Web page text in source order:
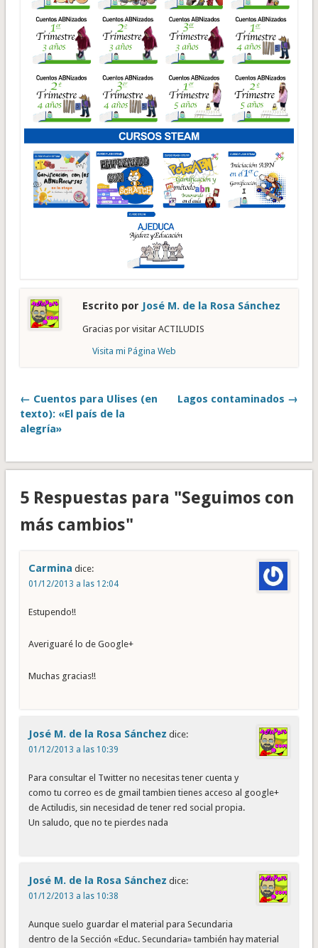
Escrito por José M. de la Rosa Sánchez
Gracias por visitar ACTILUDIS
Visita mi Página Web
← Cuentos para Ulises (en
texto): «El país de la
alegría»
Lagos contaminados →
5 Respuestas para "Seguimos con
más cambios"
Carmina dice:
01/12/2013 a las 12:04
Estupendo!!
Averiguaré lo de Google+
Muchas gracias!!
José M. de la Rosa Sánchez dice:
01/12/2013 a las 10:39
Para consultar el Twitter no necesitas tener cuenta y
como tu correo es de gmail tambien tienes acceso al google+
de Actiludis, sin necesidad de tener red social propia.
Un saludo, que no te pierdes nada
José M. de la Rosa Sánchez dice:
01/12/2013 a las 10:38
Aunque suelo guardar el material para Secundaria
dentro de la Sección «Educ. Secundaria» también hay material